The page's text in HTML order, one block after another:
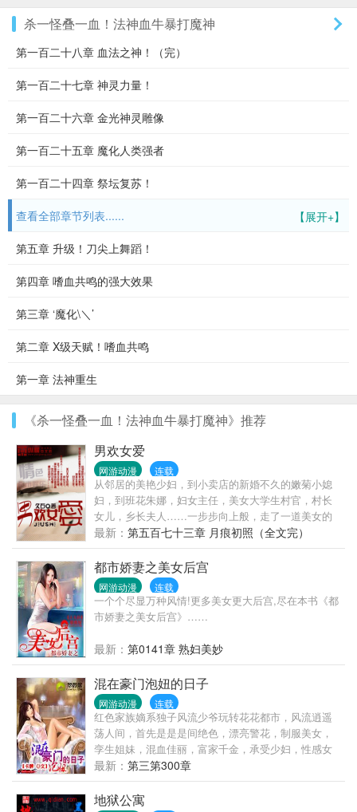
杀一怪叠一血！法神血牛暴打魔神
第一百二十八章 血法之神！（完）
第一百二十七章 神灵力量！
第一百二十六章 金光神灵雕像
第一百二十五章 魔化人类强者
第一百二十四章 祭坛复苏！
【展开+】
查看全部章节列表......
第五章 升级！刀尖上舞蹈！
第四章 嗜血共鸣的强大效果
第三章 ‘魔化\＼’
第二章 X级天赋！嗜血共鸣
第一章 法神重生
《杀一怪叠一血！法神血牛暴打魔神》推荐
男欢女爱
网游动漫 连载
从邻居的美艳少妇，到小卖店的新婚不久的嫩菊小媳
妇，到班花朱娜，妇女主任，美女大学生村官，村长
女儿，乡长夫人……一步步向上般，走了一道美女的
阶梯，攀岩着更高耸的峰峦叠嶂。我们的口号是——
横扫全村女人！
最新： 第五百七十三章 月痕初照（全文完）
都市娇妻之美女后宫
网游动漫 连载
一个个尽显万种风情!更多美女更大后宫,尽在本书《都
市娇妻之美女后宫》……
最新： 第0141章 熟妇美妙
混在豪门泡妞的日子
网游动漫 连载
红色家族嫡系独子风流少爷玩转花花都市，风流逍遥
荡人间，首先是是是间绝色，漂亮警花，制服美女，
孪生姐妹，混血佳丽，富家千金，承受少妇，性感女
神，影视明星..网打进。
最新： 第三第300章
地狱公寓